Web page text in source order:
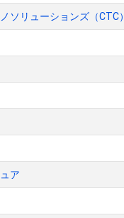
ソリューションズ（CTC）
ア